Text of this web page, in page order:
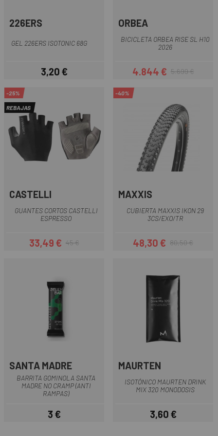
226ERS
GEL 226ERS ISOTONIC 68G
Precio
3,20 €
ORBEA
BICICLETA ORBEA RISE SL H10
2026
Precio
4.844 €Precio regular
5.699 €
-25%
REBAJAS
CASTELLI
GUANTES CORTOS CASTELLI
ESPRESSO
Precio
33,49 €Precio regular
45 €
-40%
MAXXIS
CUBIERTA MAXXIS IKON 29
3CS/EXO/TR
Precio
48,30 €Precio regular
80,50 €
SANTA MADRE
BARRITA GOMINOLA SANTA
MADRE NO CRAMP (ANTI
RAMPAS)
Precio
3 €
MAURTEN
ISOTÓNICO MAURTEN DRINK
MIX 320 MONODOSIS
Precio
3,60 €